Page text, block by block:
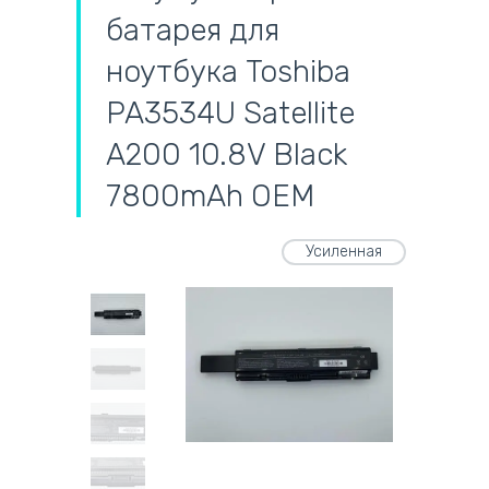
батарея для
ноутбука Toshiba
PA3534U Satellite
A200 10.8V Black
7800mAh OEM
Усиленная